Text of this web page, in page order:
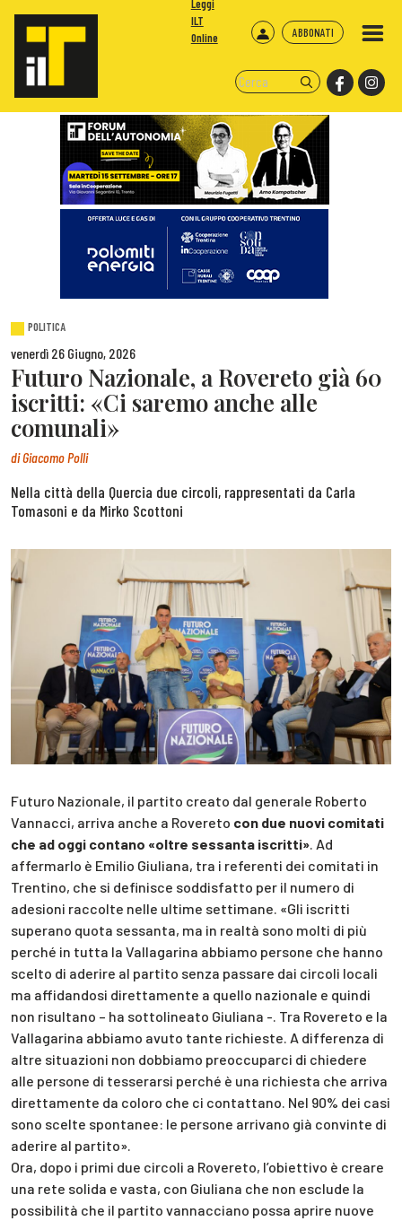
ABBONATI
Leggi
ILT
Online
POLITICA
venerdì 26 Giugno, 2026
Futuro Nazionale, a Rovereto già 60
iscritti: «Ci saremo anche alle
comunali»
diGiacomo Polli
Nella città della Quercia due circoli, rappresentati da Carla
Tomasoni e da Mirko Scottoni
Futuro Nazionale, il partito creato dal generale Roberto
Vannacci, arriva anche a Rovereto con due nuovi comitati
che ad oggi contano «oltre sessanta iscritti» . Ad
affermarlo è Emilio Giuliana, tra i referenti dei comitati in
Trentino, che si definisce soddisfatto per il numero di
adesioni raccolte nelle ultime settimane. «Gli iscritti
superano quota sessanta, ma in realtà sono molti di più
perché in tutta la Vallagarina abbiamo persone che hanno
scelto di aderire al partito senza passare dai circoli locali
ma affidandosi direttamente a quello nazionale e quindi
non risultano – ha sottolineato Giuliana -. Tra Rovereto e la
Vallagarina abbiamo avuto tante richieste. A differenza di
altre situazioni non dobbiamo preoccuparci di chiedere
alle persone di tesserarsi perché è una richiesta che arriva
direttamente da coloro che ci contattano. Nel 90% dei casi
sono scelte spontanee: le persone arrivano già convinte di
aderire al partito».
Ora, dopo i primi due circoli a Rovereto, l’obiettivo è creare
una rete solida e vasta, con Giuliana che non esclude la
possibilità che il partito vannacciano possa aprire nuove